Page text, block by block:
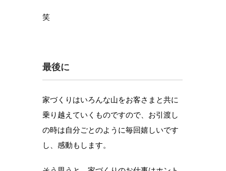
笑
最後に
家づくりはいろんな山をお客さまと共に
乗り越えていくものですので、お引渡し
の時は自分ごとのように毎回嬉しいです
し、感動もします。